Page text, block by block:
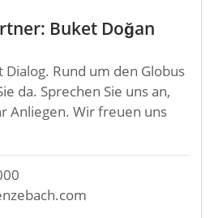
Buket Doğan
Rund um den Globus
da. Sprechen Sie uns an,
Anliegen. Wir freuen uns